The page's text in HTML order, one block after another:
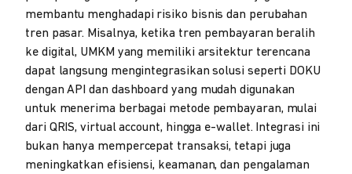
membantu menghadapi risiko bisnis dan perubahan
tren pasar. Misalnya, ketika tren pembayaran beralih
ke digital, UMKM yang memiliki arsitektur terencana
dapat langsung mengintegrasikan solusi seperti DOKU
dengan API dan dashboard yang mudah digunakan
untuk menerima berbagai metode pembayaran, mulai
dari QRIS, virtual account, hingga e-wallet. Integrasi ini
bukan hanya mempercepat transaksi, tetapi juga
meningkatkan efisiensi, keamanan, dan pengalaman